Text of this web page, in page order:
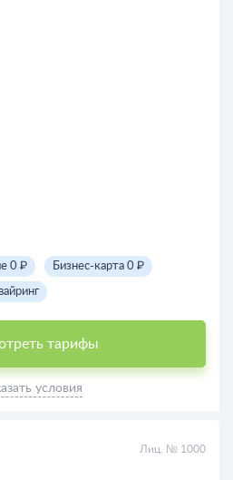
0 ₽ Бизнес-карта 0 ₽
тарифы
условия
Лиц. № 1000